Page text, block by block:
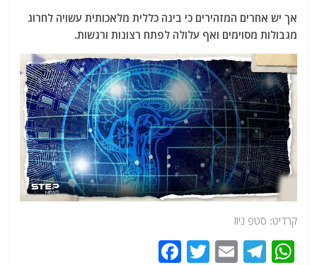
אך יש אחרים המזהירים כי בינה כללית מלאכותית עשויה לחרוג
מגבולות מסוימים ואף עלולה לפתח רצונות ורגשות.
קרדיט: סטפ ניוז
W
T
E
T